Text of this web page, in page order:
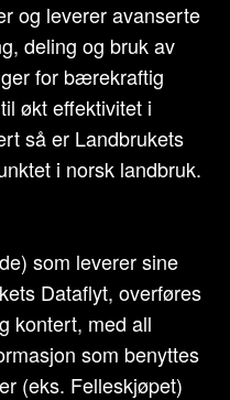
og leverer avanserte
deling og bruk av
for bærekraftig
økt effektivitet i
så er Landbrukets
i norsk landbruk.
som leverer sine
Dataflyt, overføres
kontert, med all
som benyttes
(eks. Felleskjøpet)